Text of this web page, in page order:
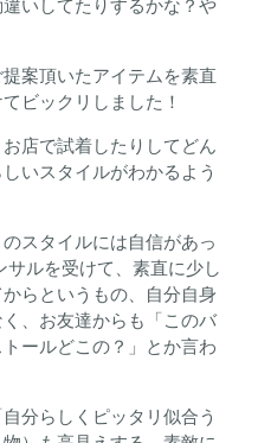
いしてたりするかな？や
案頂いたアイテムを素直
ビックリしました！
店で試着したりしてどん
いスタイルがわかるよう
スタイルには自信があっ
ルを受けて、素直に少し
らというもの、自分自身
、お友達からも「このバ
ールどこの？」とか言わ
分らしくピッタリ似合う